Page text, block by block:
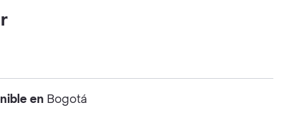
en Bogotá